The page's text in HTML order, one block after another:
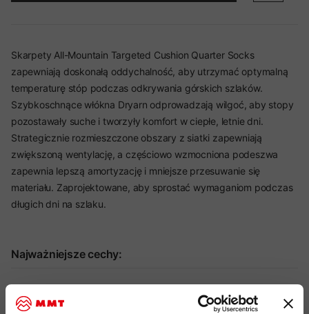
Skarpety All-Mountain Targeted Cushion Quarter Socks
zapewniają doskonałą oddychalność, aby utrzymać optymalną
temperaturę stóp podczas odkrywania górskich szlaków.
Szybkoschnące włókna Dryarn odprowadzają wilgoć, aby stopy
pozostawały suche i tworzyły komfort w ciepłe, letnie dni.
Strategicznie rozmieszczone obszary z siatki zapewniają
zwiększoną wentylację, a częściowo wzmocniona podeszwa
zapewnia lepszą amortyzację i mniejsze przesuwanie się
materiału. Zaprojektowane, aby sprostać wymaganiom podczas
długich dni na szlaku.
Najważniejsze cechy:
idealny produkt do: trekking, via ferrata, wspinaczka, hiking